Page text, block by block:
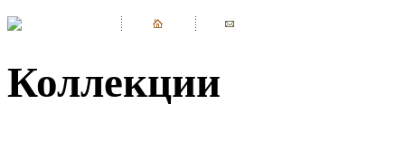
Коллекции